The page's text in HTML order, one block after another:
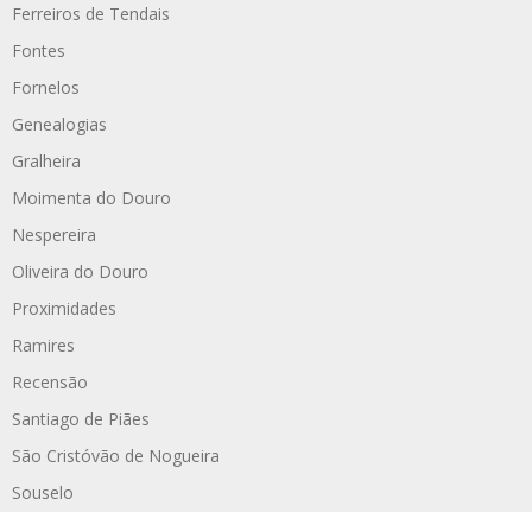
Ferreiros de Tendais
Fontes
Fornelos
Genealogias
Gralheira
Moimenta do Douro
Nespereira
Oliveira do Douro
Proximidades
Ramires
Recensão
Santiago de Piães
São Cristóvão de Nogueira
Souselo